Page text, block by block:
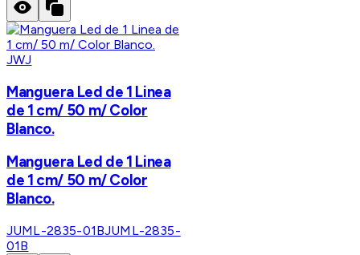
JWJ
Manguera Led de 1 Linea
de 1 cm/ 50 m/ Color
Blanco.
Manguera Led de 1 Linea
de 1 cm/ 50 m/ Color
Blanco.
JUML-2835-01BJUML-2835-
01B